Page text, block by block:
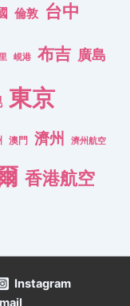
倫敦 台中
峴港 布吉 廣島
東京
澳門 濟州 濟州航空
香港航空
Instagram